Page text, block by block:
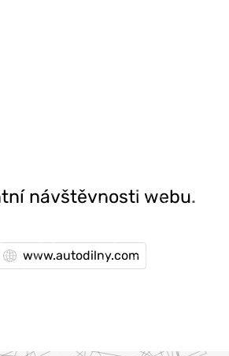
návštěvnosti webu.
www.autodilny.com